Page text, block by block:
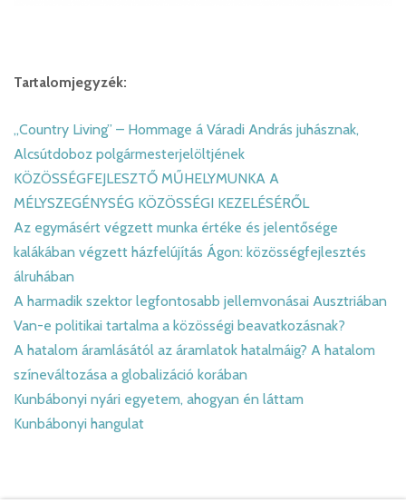
Tartalomjegyzék:
„Country Living” – Hommage á Váradi András juhásznak,
Alcsútdoboz polgármesterjelöltjének
KÖZÖSSÉGFEJLESZTŐ MŰHELYMUNKA A
MÉLYSZEGÉNYSÉG KÖZÖSSÉGI KEZELÉSÉRŐL
Az egymásért végzett munka értéke és jelentősége
kalákában végzett házfelújítás Ágon: közösségfejlesztés
álruhában
A harmadik szektor legfontosabb jellemvonásai Ausztriában
Van-e politikai tartalma a közösségi beavatkozásnak?
A hatalom áramlásától az áramlatok hatalmáig? A hatalom
színeváltozása a globalizáció korában
Kunbábonyi nyári egyetem, ahogyan én láttam
Kunbábonyi hangulat